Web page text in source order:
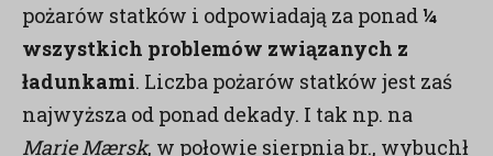
pożarów statków i odpowiadają za ponad ¼
wszystkich problemów związanych z
ładunkami. Liczba pożarów statków jest zaś
najwyższa od ponad dekady. I tak np. na
Marie Mærsk, w połowie sierpnia br., wybuchł